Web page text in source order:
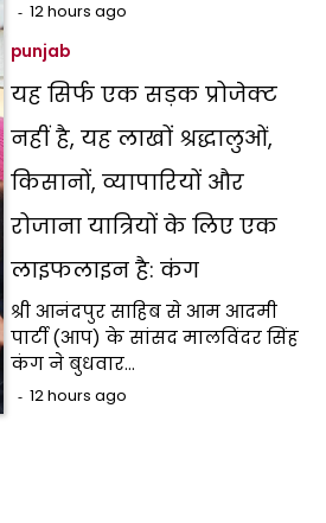
12 hours ago
punjab
यह सिर्फ एक सड़क प्रोजेक्ट
नहीं है, यह लाखों श्रद्धालुओं,
किसानों, व्यापारियों और
रोजाना यात्रियों के लिए एक
लाइफलाइन है: कंग
श्री आनंदपुर साहिब से आम आदमी
पार्टी (आप) के सांसद मालविंदर सिंह
कंग ने बुधवार…
12 hours ago